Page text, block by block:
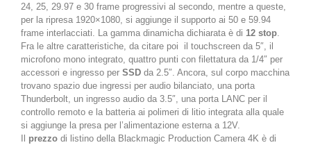
24, 25, 29.97 e 30 frame progressivi al secondo, mentre a queste,
per la ripresa 1920×1080, si aggiunge il supporto ai 50 e 59.94
frame interlacciati. La gamma dinamicha dichiarata è di 12 stop
Fra le altre caratteristiche, da citare poi il touchscreen da 5″, il
microfono mono integrato, quattro punti con filettatura da 1/4″ per
accessori e ingresso per SSD da 2.5″. Ancora, sul corpo macchina
trovano spazio due ingressi per audio bilanciato, una porta
Thunderbolt, un ingresso audio da 3.5″, una porta LANC per il
controllo remoto e la batteria ai polimeri di litio integrata alla quale
si aggiunge la presa per l’alimentazione esterna a 12V.
Il prezzo di listino della Blackmagic Production Camera 4K è di